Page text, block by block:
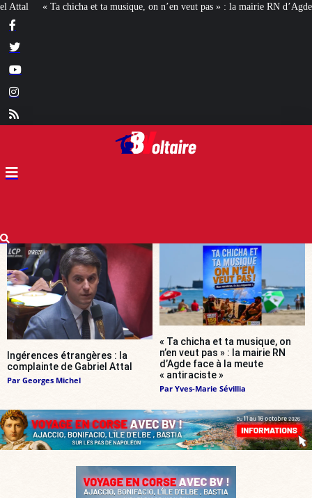
n’en veut pas » : la mairie RN d’Agde face à la meute « antiraciste »
Ingérences étrangères : la
complainte de Gabriel Attal
Par Georges Michel
« Ta chicha et ta musique, on
n’en veut pas » : la mairie RN
d’Agde face à la meute
« antiraciste »
Par Yves-Marie Sévillia